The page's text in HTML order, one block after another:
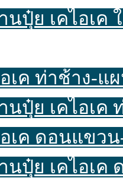
านปุ๋ย เคไอเ
เค ท่าช้าง-แ
านปุ๋ย เคไอเ
เค ดอนแขว
านปุ๋ย เคไอ